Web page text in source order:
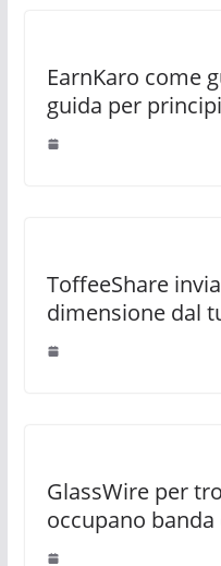
EarnKaro come
guida per
ToffeeShare
dimensione dal
GlassWire per
occupano